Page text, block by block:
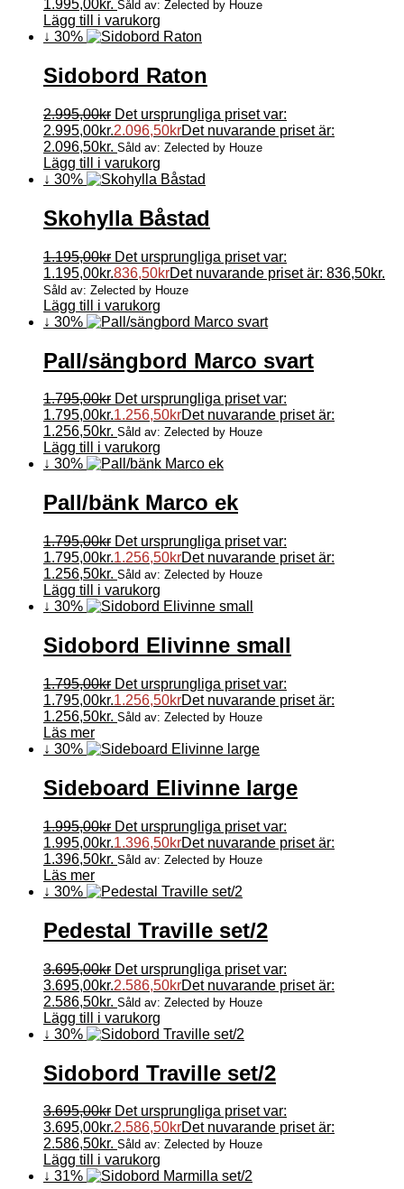
1.995,00kr. Såld av: Zelected by Houze
Lägg till i varukorg
↓ 30%
Sidobord Raton
2.995,00kr Det ursprungliga priset var:
2.995,00kr.2.096,50krDet nuvarande priset är:
2.096,50kr. Såld av: Zelected by Houze
Lägg till i varukorg
↓ 30%
Skohylla Båstad
1.195,00kr Det ursprungliga priset var:
1.195,00kr.836,50krDet nuvarande priset är: 836,50kr.
Såld av: Zelected by Houze
Lägg till i varukorg
↓ 30%
Pall/sängbord Marco svart
1.795,00kr Det ursprungliga priset var:
1.795,00kr.1.256,50krDet nuvarande priset är:
1.256,50kr. Såld av: Zelected by Houze
Lägg till i varukorg
↓ 30%
Pall/bänk Marco ek
1.795,00kr Det ursprungliga priset var:
1.795,00kr.1.256,50krDet nuvarande priset är:
1.256,50kr. Såld av: Zelected by Houze
Lägg till i varukorg
↓ 30%
Sidobord Elivinne small
1.795,00kr Det ursprungliga priset var:
1.795,00kr.1.256,50krDet nuvarande priset är:
1.256,50kr. Såld av: Zelected by Houze
Läs mer
↓ 30%
Sideboard Elivinne large
1.995,00kr Det ursprungliga priset var:
1.995,00kr.1.396,50krDet nuvarande priset är:
1.396,50kr. Såld av: Zelected by Houze
Läs mer
↓ 30%
Pedestal Traville set/2
3.695,00kr Det ursprungliga priset var:
3.695,00kr.2.586,50krDet nuvarande priset är:
2.586,50kr. Såld av: Zelected by Houze
Lägg till i varukorg
↓ 30%
Sidobord Traville set/2
3.695,00kr Det ursprungliga priset var:
3.695,00kr.2.586,50krDet nuvarande priset är:
2.586,50kr. Såld av: Zelected by Houze
Lägg till i varukorg
↓ 31%